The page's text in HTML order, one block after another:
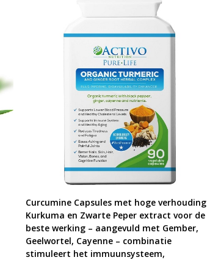
KOOP PRODUCT
Curcumine Capsules met hoge verhouding
Kurkuma en Zwarte Peper extract voor de
beste werking – aangevuld met Gember,
Geelwortel, Cayenne – combinatie
stimuleert het immuunsysteem,